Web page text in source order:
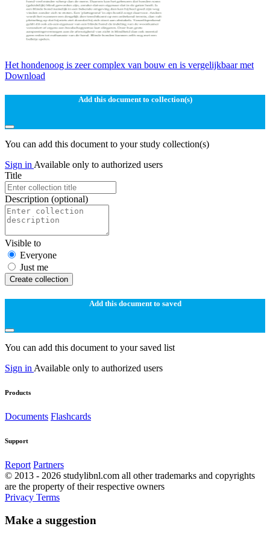
Het hondenoog is zeer complex van bouw en is vergelijkbaar met
Download
Add this document to collection(s)
You can add this document to your study collection(s)
Sign in Available only to authorized users
Title
Description (optional)
Visible to
Everyone
Just me
Create collection
Add this document to saved
You can add this document to your saved list
Sign in Available only to authorized users
Products
Documents Flashcards
Support
Report Partners
© 2013 - 2026 studylibnl.com all other trademarks and copyrights
are the property of their respective owners
Privacy Terms
Make a suggestion